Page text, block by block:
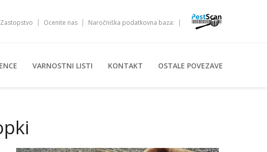
Zastopstvo Ocenite nas Naročniška podatkovna baza:
VARNOSTNI LISTI KONTAKT OSTALE POVEZAVE